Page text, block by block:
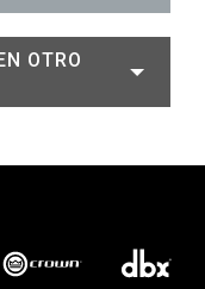
OTRO